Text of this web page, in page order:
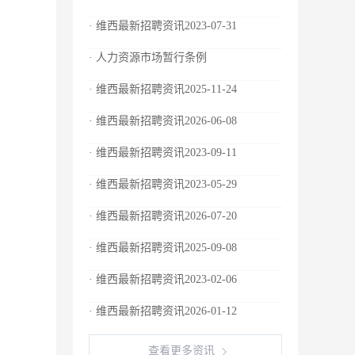
· 维西最新招聘资讯2023-07-31
· 人力资源市场暂行条例
· 维西最新招聘资讯2025-11-24
· 维西最新招聘资讯2026-06-08
· 维西最新招聘资讯2023-09-11
· 维西最新招聘资讯2023-05-29
· 维西最新招聘资讯2026-07-20
· 维西最新招聘资讯2025-09-08
· 维西最新招聘资讯2023-02-06
· 维西最新招聘资讯2026-01-12
查看更多资讯